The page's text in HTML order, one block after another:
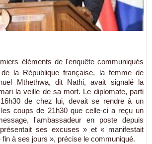
éléments de l'enquête communiqués
la République française, la femme de
Mthethwa, dit Nathi, avait signalé la
la veille de sa mort. Le diplomate, parti
de chez lui, devait se rendre à un
coups de 21h30 que celle-ci a reçu un
l'ambassadeur en poste depuis
ses excuses » et « manifestait
fin à ses jours », précise le communiqué.